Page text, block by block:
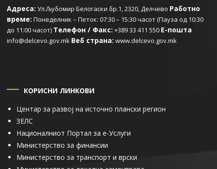
Адреса: Ул.Љубомир Белогаски бр.1, 2320, Делчево Работно
време: Понеделник – Петок: 07:30 – 15:30 часот (Пауза од 10:30
до 11:00 часот) Телефон / Факс: +389 33 411 550 Е-пошта
info@delcevo.gov.mk Веб страна: www.delcevo.gov.mk
КОРИСНИ ЛИНКОВИ
Центар за развој на источно плански регион
ЗЕЛС
Националниот Портал за е-Услуги
Министерство за финансии
Министерство за транспорт и врски